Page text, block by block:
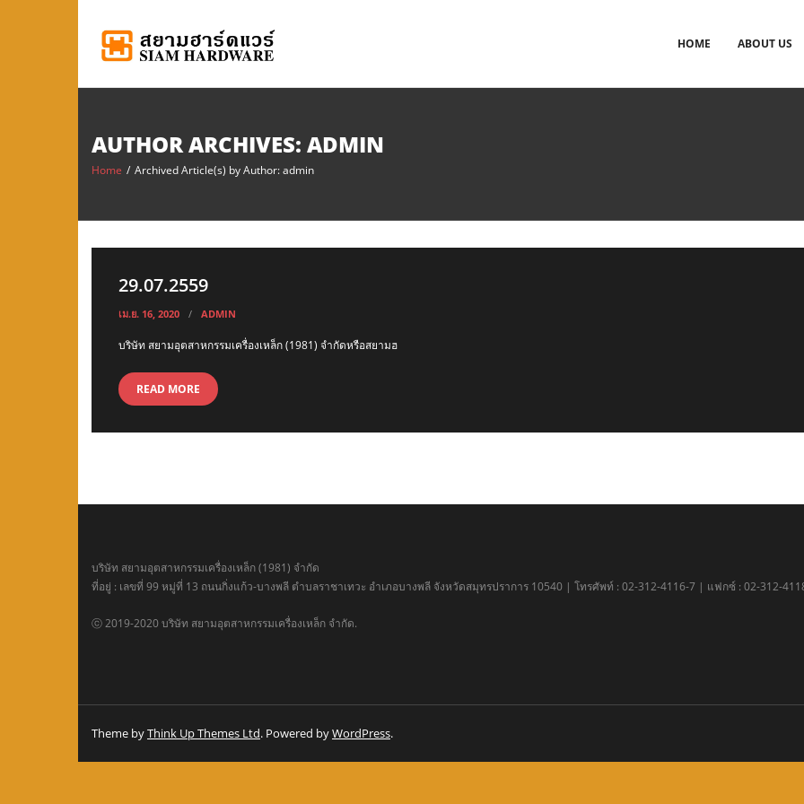
content
HOME ABOUT US
AUTHOR ARCHIVES: ADMIN
Home / Archived Article(s) by Author: admin
29.07.2559
เม.ย. 16, 2020 ADMIN
บริษัท สยามอุตสาหกรรมเครื่องเหล็ก (1981) จำกัดหรือสยามฮ
READ MORE
บริษัท สยามอุตสาหกรรมเครื่องเหล็ก (1981) จำกัด
ที่อยู่ : เลขที่ 99 หมู่ที่ 13 ถนนกิ่งแก้ว-บางพลี ตำบลราชาเทวะ อำเภอบางพลี จังหวัดสมุทรปราการ 10540 | โทรศัพท์ : 02-312-4116-7 | แฟกซ์ : 02-312-
ⓒ 2019-2020 บริษัท สยามอุตสาหกรรมเครื่องเหล็ก จำกัด.
Theme byThink Up Themes Ltd. Powered byWordPress.